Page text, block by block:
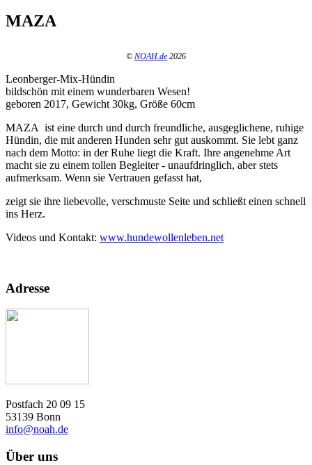
MAZA
© NOAH.de 2026
Leonberger-Mix-Hündin
bildschön mit einem wunderbaren Wesen!
geboren 2017, Gewicht 30kg, Größe 60cm
MAZA ist eine durch und durch freundliche, ausgeglichene, ruhige
Hündin, die mit anderen Hunden sehr gut auskommt. Sie lebt ganz
nach dem Motto: in der Ruhe liegt die Kraft. Ihre angenehme Art
macht sie zu einem tollen Begleiter - unaufdringlich, aber stets
aufmerksam. Wenn sie Vertrauen gefasst hat,
zeigt sie ihre liebevolle, verschmuste Seite und schließt einen schnell
ins Herz.
Videos und Kontakt: www.hundewollenleben.net
Adresse
Postfach 20 09 15
53139 Bonn
info@noah.de
Über uns